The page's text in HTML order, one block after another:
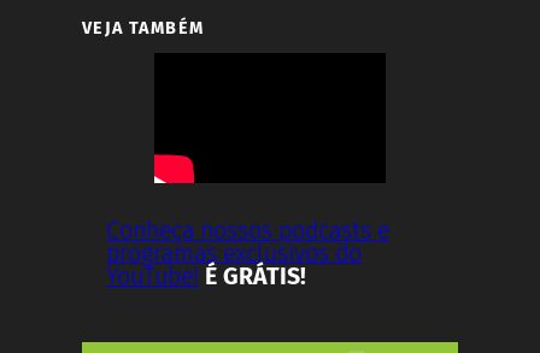
VEJA TAMBÉM
Conheça nossos podcasts e
programas exclusivos do
YouTube! É GRÁTIS!